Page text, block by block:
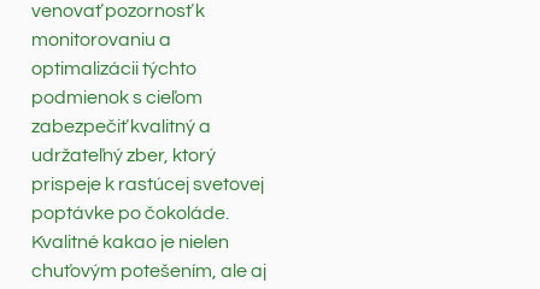
venovať pozornosť k
monitorovaniu a
optimalizácii týchto
podmienok s cieľom
zabezpečiť kvalitný a
udržateľný zber, ktorý
prispeje k rastúcej svetovej
poptávke po čokoláde.
Kvalitné kakao je nielen
chuťovým potešením, ale aj